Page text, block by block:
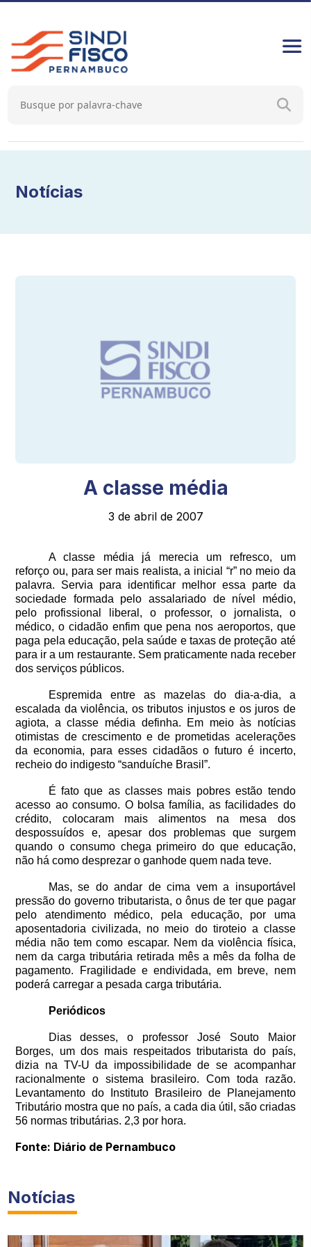
Notícias
A classe média
3 de abril de 2007
A classe média já merecia um refresco, um
reforço ou, para ser mais realista, a inicial “r” no meio da
palavra. Servia para identificar melhor essa parte da
sociedade formada pelo assalariado de nível médio,
pelo profissional liberal, o professor, o jornalista, o
médico, o cidadão enfim que pena nos aeroportos, que
paga pela educação, pela saúde e taxas de proteção até
para ir a um restaurante. Sem praticamente nada receber
dos serviços públicos.
Espremida entre as mazelas do dia-a-dia, a
escalada da violência, os tributos injustos e os juros de
agiota, a classe média definha. Em meio às notícias
otimistas de crescimento e de prometidas acelerações
da economia, para esses cidadãos o futuro é incerto,
recheio do indigesto “sanduíche Brasil”.
É fato que as classes mais pobres estão tendo
acesso ao consumo. O bolsa família, as facilidades do
crédito, colocaram mais alimentos na mesa dos
despossuídos e, apesar dos problemas que surgem
quando o consumo chega primeiro do que educação,
não há como desprezar o ganhode quem nada teve.
Mas, se do andar de cima vem a insuportável
pressão do governo tributarista, o ônus de ter que pagar
pelo atendimento médico, pela educação, por uma
aposentadoria civilizada, no meio do tiroteio a classe
média não tem como escapar. Nem da violência física,
nem da carga tributária retirada mês a mês da folha de
pagamento. Fragilidade e endividada, em breve, nem
poderá carregar a pesada carga tributária.
Periódicos
Dias desses, o professor José Souto Maior
Borges, um dos mais respeitados tributarista do país,
dizia na TV-U da impossibilidade de se acompanhar
racionalmente o sistema brasileiro. Com toda razão.
Levantamento do Instituto Brasileiro de Planejamento
Tributário mostra que no país, a cada dia útil, são criadas
56 normas tributárias. 2,3 por hora.
Fonte: Diário de Pernambuco
Notícias